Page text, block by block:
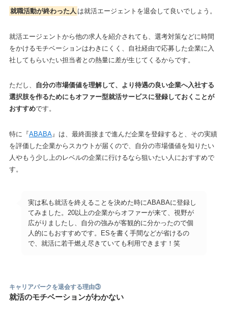
就職活動が終わった人 は就活エージェントを退会して良いでしょう。
就活エージェントから他の求人を紹介されても、選考対策などに時間
をかけるモチベーションはわきにくく、自社経由で応募した企業に入
社してもらいたい担当者との熱量に差が生じてくるからです。
ただし、 自分の市場価値を理解して、より待遇の良い企業へ入社する
選択肢を作るためにもオファー型就活サービスに登録しておくことが
おすすめです。
特に『ABABA』は、最終面接まで進んだ企業を登録すると、その実績
を評価した企業からスカウトが届くので、自分の市場価値を知りたい
人やもう少し上のレベルの企業に行けるなら狙いたい人におすすめで
す。
実は私も就活を終えることを決めた時にABABAに登録し
てみました。20以上の企業からオファーが来て、視野が
広がりましたし、自分の強みが客観的に分かったので個
人的にもおすすめです。ESを書く手間などが省けるの
で、就活に若干燃え尽きていても利用できます！笑
キャリアパークを退会する理由③
就活のモチベーションがわかない